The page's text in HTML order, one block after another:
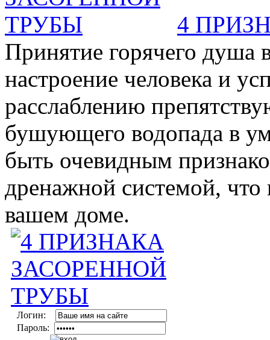
4
Принятие горячего душа
настроение человека и
расслаблению
бушующего водопада в
быть очевидным
дренажной системой, что
вашем доме.
Логин:
Пароль: